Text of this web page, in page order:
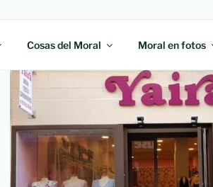
Cosas del Moral Moral en fotos